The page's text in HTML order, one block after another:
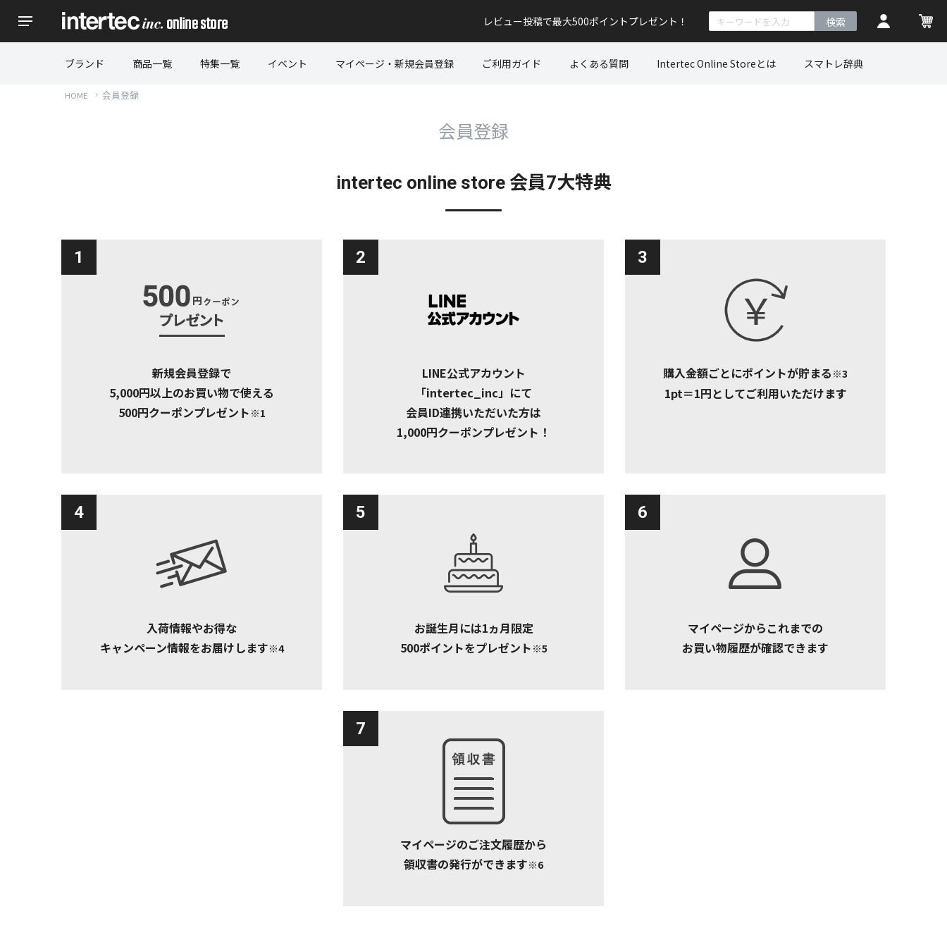
レビュー投稿で最大500ポイントプレゼント！
ブランド 商品一覧 特集一覧 イベント マイページ・新規会員登録 ご利用ガイド よくある質問 Intertec Online Storeとは スマトレ辞典
HOME 会員登録
会員登録
intertec online store 会員7大特典
1
新規会員登録で
5,000円以上のお買い物で使える
500円クーポンプレゼント ※1
2
LINE公式アカウント
「intertec_inc」にて
会員ID連携いただいた方は
1,000円クーポンプレゼント！
3
購入金額ごとにポイントが貯まる ※3
1pt＝1円としてご利用いただけます
4
入荷情報やお得な
キャンペーン情報をお届けします※4
5
お誕生月には1ヵ月限定
500ポイントをプレゼント ※5
6
マイページからこれまでの
お買い物履歴が確認できます
7
マイページのご注文履歴から
領収書の発行ができます※6